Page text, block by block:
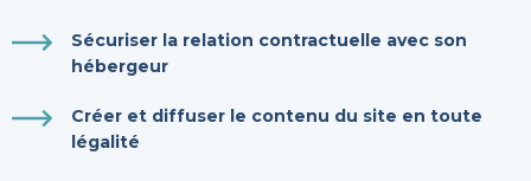
Sécuriser la relation contractuelle avec son
hébergeur
Créer et diffuser le contenu du site en toute
légalité